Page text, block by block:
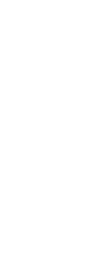
要な書類などに